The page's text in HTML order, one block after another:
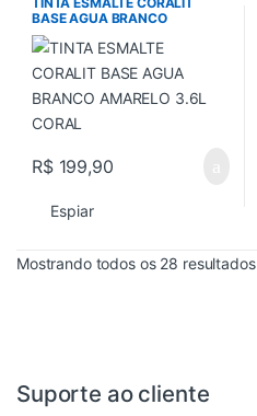
BASE AGUA BRANCO
AMARELO 3.6L CORAL
R$199,90
Espiar
Mostrando todos os 28 resultados
Suporte ao cliente